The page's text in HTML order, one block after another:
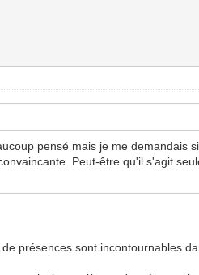
pensé mais je me demandais
Peut-être qu'il s'agit
présences sont incontournables